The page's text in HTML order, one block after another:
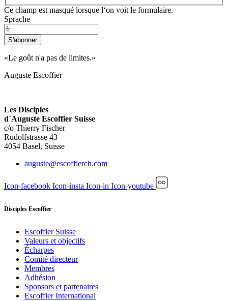
Ce champ est masqué lorsque l‘on voit le formulaire.
Sprache
S'abonner
«Le goût n'a pas de limites.»
Auguste Escoffier
Les Disciples
d`Auguste Escoffier Suisse
c/o Thierry Fischer
Rudolfstrasse 43
4054 Basel, Suisse
auguste@escoffierch.com
Icon-facebook Icon-insta Icon-in Icon-youtube
Disciples Escoffier
Escoffier Suisse
Valeurs et objectifs
Écharpes
Comité directeur
Membres
Adhésion
Sponsors et partenaires
Escoffier International